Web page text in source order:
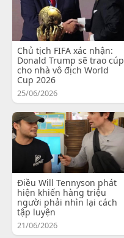
Chủ tịch FIFA xác nhận:
Donald Trump sẽ trao cúp
cho nhà vô địch World
Cup 2026
25/06/2026
Điều Will Tennyson phát
hiện khiến hàng triệu
người phải nhìn lại cách
tập luyện
21/06/2026